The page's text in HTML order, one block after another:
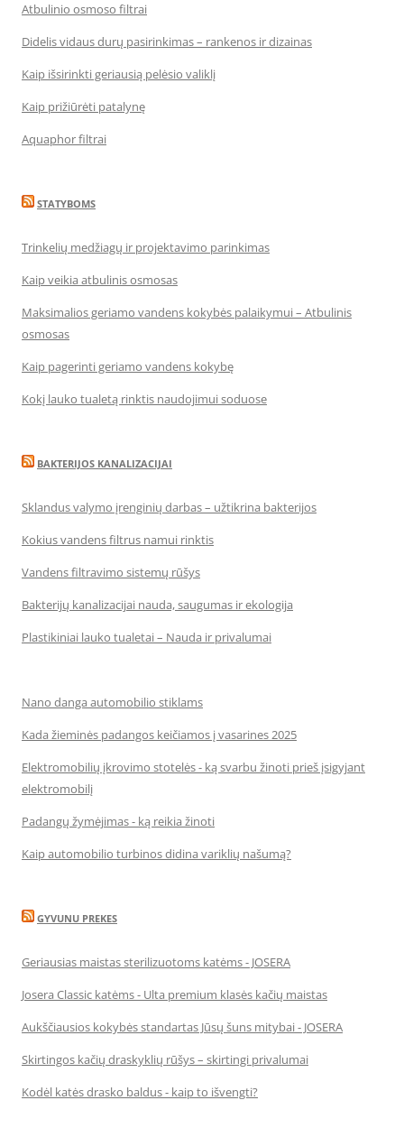
Atbulinio osmoso filtrai
Didelis vidaus durų pasirinkimas – rankenos ir dizainas
Kaip išsirinkti geriausią pelėsio valiklį
Kaip prižiūrėti patalynę
Aquaphor filtrai
STATYBOMS
Trinkelių medžiagų ir projektavimo parinkimas
Kaip veikia atbulinis osmosas
Maksimalios geriamo vandens kokybės palaikymui – Atbulinis
osmosas
Kaip pagerinti geriamo vandens kokybę
Kokį lauko tualetą rinktis naudojimui soduose
BAKTERIJOS KANALIZACIJAI
Sklandus valymo įrenginių darbas – užtikrina bakterijos
Kokius vandens filtrus namui rinktis
Vandens filtravimo sistemų rūšys
Bakterijų kanalizacijai nauda, saugumas ir ekologija
Plastikiniai lauko tualetai – Nauda ir privalumai
Nano danga automobilio stiklams
Kada žieminės padangos keičiamos į vasarines 2025
Elektromobilių įkrovimo stotelės - ką svarbu žinoti prieš įsigyjant
elektromobilį
Padangų žymėjimas - ką reikia žinoti
Kaip automobilio turbinos didina variklių našumą?
GYVUNU PREKES
Geriausias maistas sterilizuotoms katėms - JOSERA
Josera Classic katėms - Ulta premium klasės kačių maistas
Aukščiausios kokybės standartas Jūsų šuns mitybai - JOSERA
Skirtingos kačių draskyklių rūšys – skirtingi privalumai
Kodėl katės drasko baldus - kaip to išvengti?